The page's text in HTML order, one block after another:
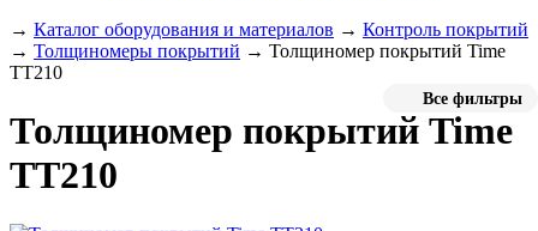
→ Каталог оборудования и материалов → Контроль покрытий
→ Толщиномеры покрытий → Толщиномер покрытий Time
TT210
Все фильтры
Толщиномер покрытий Time
TT210